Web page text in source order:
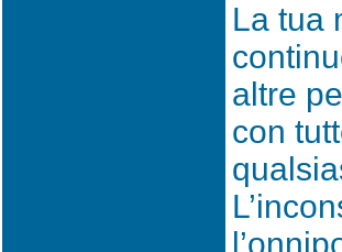
La tua
altre
con